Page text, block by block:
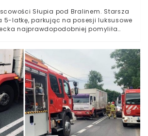
Słupia pod Bralinem. Starsza
5-latkę, parkując na posesji luksusowe
najprawdopodobniej pomyliła
wypadku w miejscowości Słupia
straży pożarnej w Kępnie w
w sobotę 10 lipca.Na miejsce
JRG Kępno, JRG Syców oraz OSP